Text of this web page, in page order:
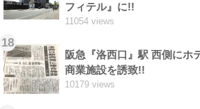
フィテル』に!!
11054 views
18
阪急『洛西口』駅 西側にホ
商業施設を誘致!!
10179 views